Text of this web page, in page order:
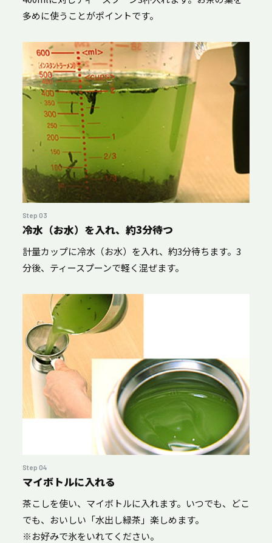
多めに使うことがポイントです。
Step 03
冷水（お水）を入れ、約3分待つ
計量カップに冷水（お水）を入れ、約3分待ちます。3
分後、ティースプーンで軽く混ぜます。
Step 04
マイボトルに入れる
茶こしを使い、マイボトルに入れます。いつでも、どこ
でも、おいしい「水出し緑茶」楽しめます。
※お好みで氷をいれてください。